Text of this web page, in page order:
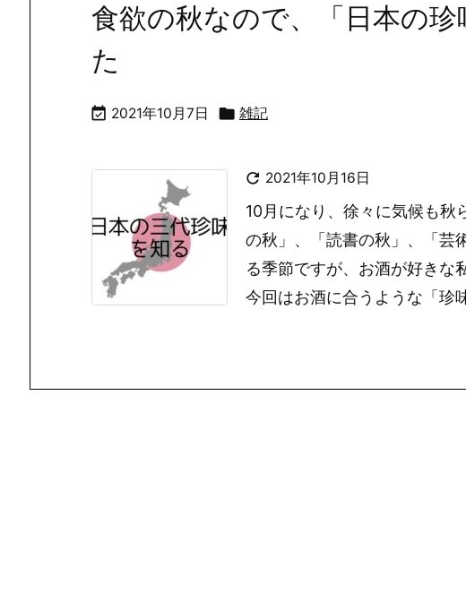
食欲の秋なので、「日本の
た
 2021年10月7日  雑記
 2021年10月16日
10月になり、徐々に気候も秋
の秋」、「読書の秋」、「芸
る季節ですが、お酒が好きな
今回はお酒に合うような「珍